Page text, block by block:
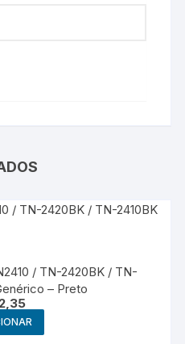
/ TN-2420BK / TN-
– Preto